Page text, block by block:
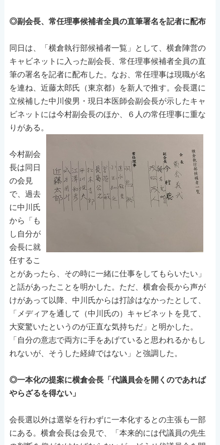
◎副会長、常任理事候補者全員の直筆署名を記者に配布
同日は、「横倉執行部候補者一覧」として、横倉陣営の
キャビネットに入った副会長、常任理事候補者全員の直
筆の署名を記者に配布した。なお、常任理事は現職が名
を連ね、近藤太郎氏（東京都）を新人で推す。会長選に
立候補した中川俊男・現日本医師会副会長が示したキャ
ビネットには今村副会長のほか、６人の常任理事に重な
りがある。
今村副会
長は同日
の会見
で、過去
に中川氏
から「も
し自分が
会長に就
任するこ
とがあったら、その時に一緒に仕事をしてもらいたい」
と話があったことを明かした。ただ、横倉会長から声が
けがあって以降、中川氏からは打診はなかったとして、
「メディアを通して（中川氏の）キャビネットを見て、
大変驚いたというのが正直な気持ちだ」と明かした。
「自分の意志で両方に手をあげていると思われるかもし
れないが、そうした経緯ではない」と強調した。
◎一本化の提案に横倉会長「代議員会を開くのであれば
やらざるを得ない」
会長選以外は選挙を行わずに一本化するとの主張も一部
にある。横倉会長は会見で、「本来的には代議員の先生